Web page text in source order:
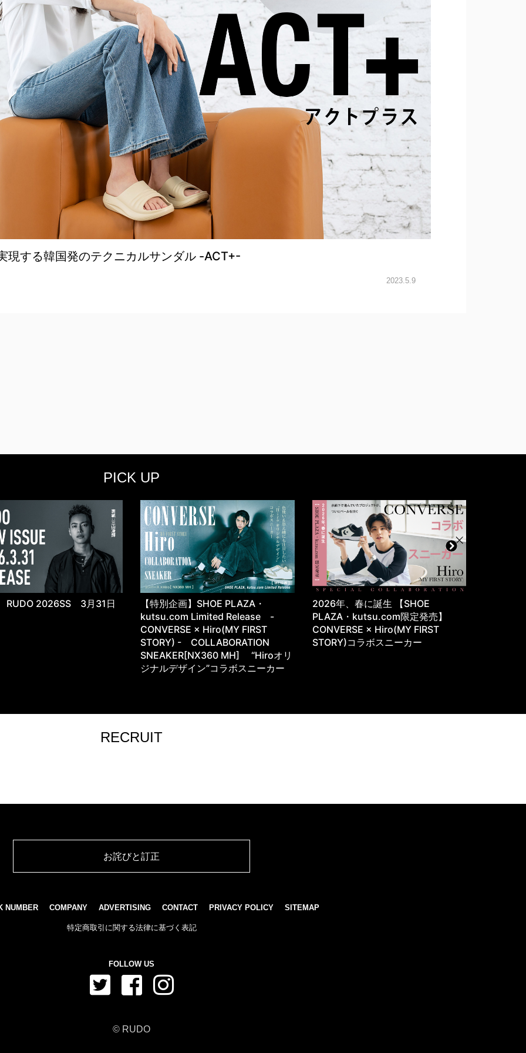
現する韓国発のテクニカルサンダル -ACT+-
2023.5.9
PICK UP
RUDO 2026SS 3月31日
【特別企画】SHOE PLAZA・
kutsu.com Limited Release -
CONVERSE × Hiro(MY FIRST
STORY) - COLLABORATION
SNEAKER[NX360 MH] “Hiroオリ
ジナルデザイン”コラボスニーカー
2026年、春に誕生 【SHOE
PLAZA・kutsu.com限定発売】
CONVERSE × Hiro(MY FIRST
STORY)コラボスニーカー
RECRUIT
お詫びと訂正
NUMBER COMPANY ADVERTISING CONTACT PRIVACY POLICY SITEMAP
特定商取引に関する法律に基づく表記
FOLLOW US
© RUDO